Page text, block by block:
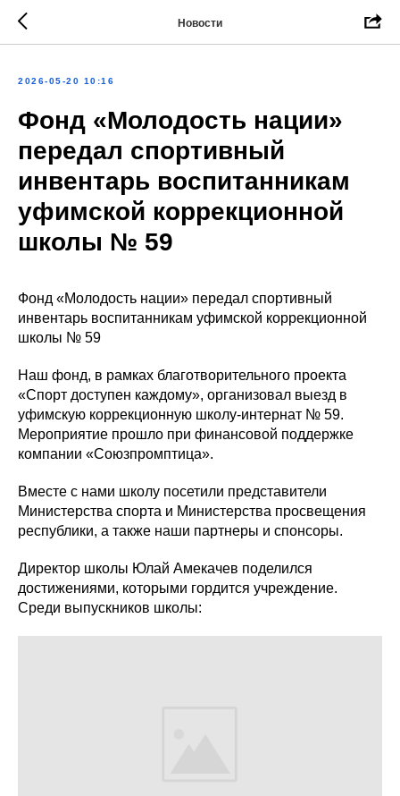
Новости
2026-05-20 10:16
Фонд «Молодость нации»
передал спортивный
инвентарь воспитанникам
уфимской коррекционной
школы № 59
Фонд «Молодость нации» передал спортивный
инвентарь воспитанникам уфимской коррекционной
школы № 59
Наш фонд, в рамках благотворительного проекта
«Спорт доступен каждому», организовал выезд в
уфимскую коррекционную школу-интернат № 59.
Мероприятие прошло при финансовой поддержке
компании «Союзпромптица».
Вместе с нами школу посетили представители
Министерства спорта и Министерства просвещения
республики, а также наши партнеры и спонсоры.
Директор школы Юлай Амекачев поделился
достижениями, которыми гордится учреждение.
Среди выпускников школы: